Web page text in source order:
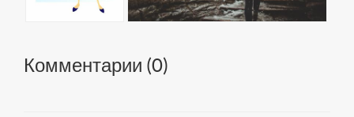
Комментарии (0)